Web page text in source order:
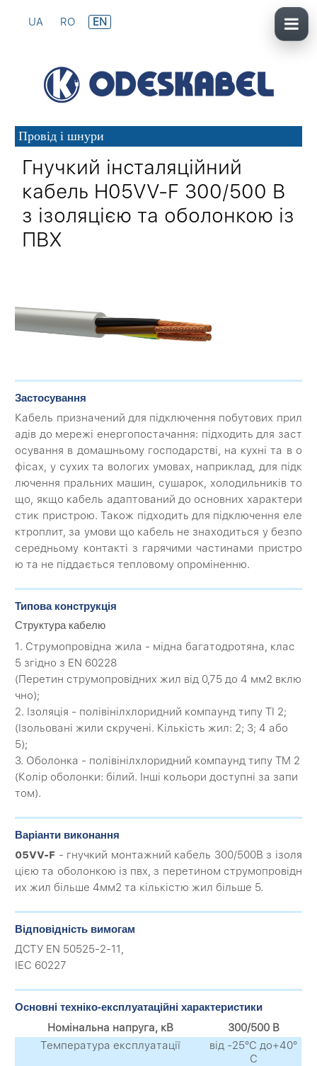
UA RO EN
Провід і шнури
Гнучкий інсталяційний
кабель H05VV-F 300/500 В
з ізоляцією та оболонкою із
ПВХ
Застосування
Кабель призначений для підключення побутових прил
адів до мережі енергопостачання: підходить для заст
осування в домашньому господарстві, на кухні та в о
фісах, у сухих та вологих умовах, наприклад, для підк
лючення пральних машин, сушарок, холодильників то
що, якщо кабель адаптований до основних характери
стик пристрою. Також підходить для підключення еле
ктроплит, за умови що кабель не знаходиться у безпо
середньому контакті з гарячими частинами пристро
ю та не піддається тепловому опроміненню.
Типова конструкція
Структура кабелю
1. Струмопровідна жила - мідна багатодротяна, клас
5 згідно з EN 60228
(Перетин струмопровідних жил від 0,75 до 4 мм2 вклю
чно);
2. Ізоляція - полівінілхлоридний компаунд типу TI 2;
(Ізольовані жили скручені. Кількість жил: 2; 3; 4 або
5);
3. Оболонка - полівінілхлоридний компаунд типу TM 2
(Колір оболонки: білий. Інші кольори доступні за запи
том).
Варіанти виконання
05VV-F - гнучкий монтажний кабель 300/500В з ізоля
цією та оболонкою із пвх, з перетином струмопровідн
их жил більше 4мм2 та кількістю жил більше 5.
Відповідність вимогам
ДСТУ EN 50525-2-11,
IEC 60227
Основні техніко-експлуатаційні характеристики
Номінальна напруга, кВ
300/500 В
Температура експлуатації
від -25°С до+40°
С